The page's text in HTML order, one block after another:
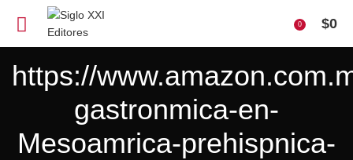
0 $0
https://
gastronmica-en-
Mesoamrica-prehispnica-